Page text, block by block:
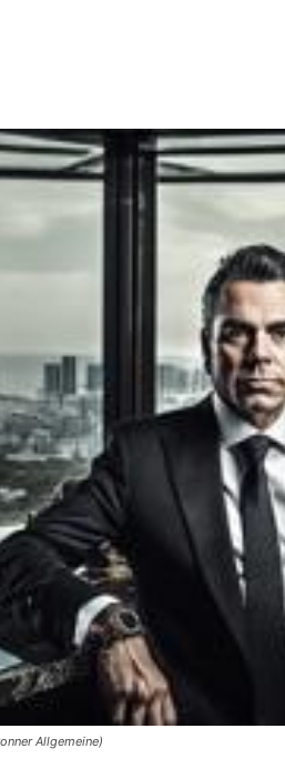
Allgemeine)